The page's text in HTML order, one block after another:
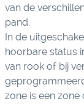
van de
pand.
In de
hoorbare status
van rook of bij
zone is een zone